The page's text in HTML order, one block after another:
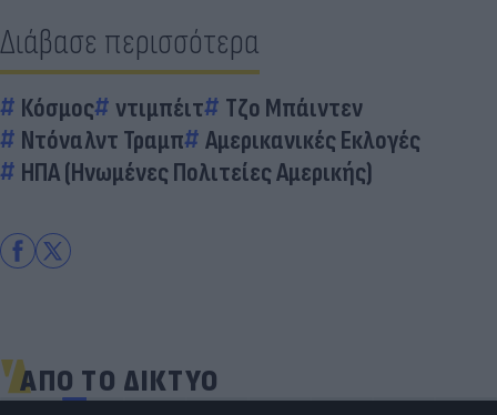
Διάβασε περισσότερα
Κόσμος ντιμπέιτ
Τζο Μπάιντεν
Ντόναλντ Τραμπ
Αμερικανικές Εκλογές
ΗΠΑ (Ηνωμένες Πολιτείες Αμερικής)
ΑΠΟ ΤΟ ΔΙΚΤΥΟ